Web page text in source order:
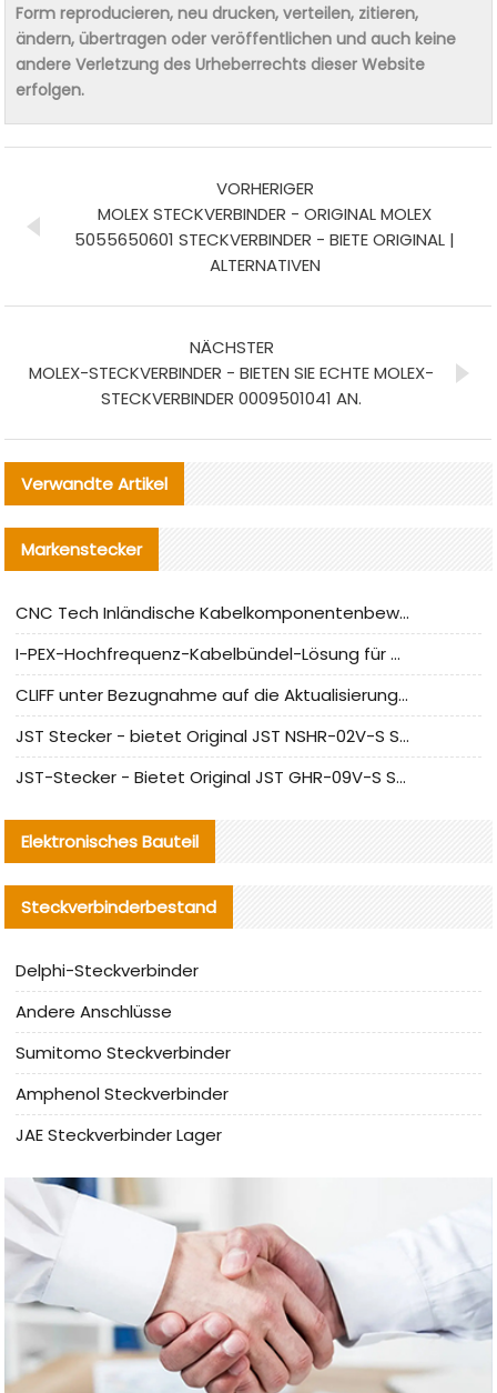
Form reproducieren, neu drucken, verteilen, zitieren,
ändern, übertragen oder veröffentlichen und auch keine
andere Verletzung des Urheberrechts dieser Website
erfolgen.
VORHERIGER
MOLEX STECKVERBINDER - ORIGINAL MOLEX
5055650601 STECKVERBINDER - BIETE ORIGINAL |
ALTERNATIVEN
NÄCHSTER
MOLEX-STECKVERBINDER - BIETEN SIE ECHTE MOLEX-
STECKVERBINDER 0009501041 AN.
Verwandte Artikel
Markenstecker
CNC Tech Inländische Kabelkomponentenbewertung und Massenproduktionsanpassungsanleitung
I-PEX-Hochfrequenz-Kabelbündel-Lösung für die heimische Produktion analysiert
CLIFF unter Bezugnahme auf die Aktualisierung der chinesischen Stecker-Testnormen
JST Stecker - bietet Original JST NSHR-02V-S Stecker und Ersatzteile an
JST-Stecker - Bietet Original JST GHR-09V-S Stecker und Ersatzteile an
Elektronisches Bauteil
Steckverbinderbestand
Delphi-Steckverbinder
Andere Anschlüsse
Sumitomo Steckverbinder
Amphenol Steckverbinder
JAE Steckverbinder Lager